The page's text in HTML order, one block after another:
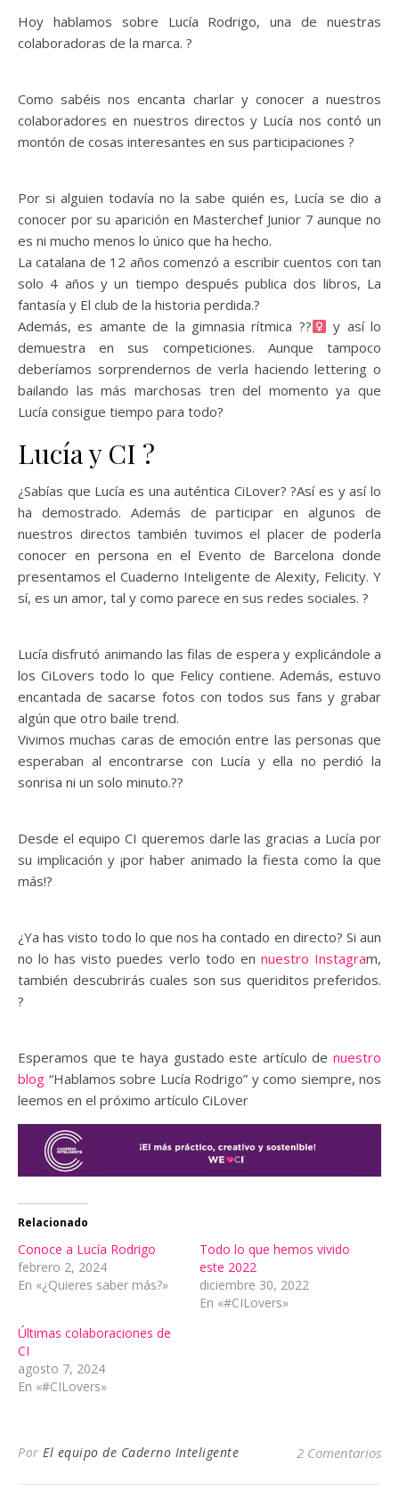
Hoy hablamos sobre Lucía Rodrigo, una de nuestras
colaboradoras de la marca. ?
Como sabéis nos encanta charlar y conocer a nuestros
colaboradores en nuestros directos y Lucía nos contó un
montón de cosas interesantes en sus participaciones ?
Por si alguien todavía no la sabe quién es, Lucía se dio a
conocer por su aparición en Masterchef Junior 7 aunque no
es ni mucho menos lo único que ha hecho.
La catalana de 12 años comenzó a escribir cuentos con tan
solo 4 años y un tiempo después publica dos libros, La
fantasía y El club de la historia perdida.?
Además, es amante de la gimnasia rítmica ??‍
y así lo
demuestra en sus competiciones. Aunque tampoco
deberíamos sorprendernos de verla haciendo lettering o
bailando las más marchosas tren del momento ya que
Lucía consigue tiempo para todo?
Lucía y CI ?
¿Sabías que Lucía es una auténtica CiLover? ?Así es y así lo
ha demostrado. Además de participar en algunos de
nuestros directos también tuvimos el placer de poderla
conocer en persona en el Evento de Barcelona donde
presentamos el Cuaderno Inteligente de Alexity, Felicity. Y
sí, es un amor, tal y como parece en sus redes sociales. ?
Lucía disfrutó animando las filas de espera y explicándole a
los CiLovers todo lo que Felicy contiene. Además, estuvo
encantada de sacarse fotos con todos sus fans y grabar
algún que otro baile trend.
Vivimos muchas caras de emoción entre las personas que
esperaban al encontrarse con Lucía y ella no perdió la
sonrisa ni un solo minuto.??
Desde el equipo CI queremos darle las gracias a Lucía por
su implicación y ¡por haber animado la fiesta como la que
más!?
¿Ya has visto todo lo que nos ha contado en directo? Si aun
no lo has visto puedes verlo todo en nuestro Instagram,
también descubrirás cuales son sus queriditos preferidos.
?
Esperamos que te haya gustado este artículo de nuestro
blog “Hablamos sobre Lucía Rodrigo” y como siempre, nos
leemos en el próximo artículo CiLover
Relacionado
Conoce a Lucía Rodrigo
febrero 2, 2024
En «¿Quieres saber más?»
Todo lo que hemos vivido
este 2022
diciembre 30, 2022
En «#CILovers»
Últimas colaboraciones de
CI
agosto 7, 2024
En «#CILovers»
Por El equipo de Caderno Inteligente 2 Comentarios